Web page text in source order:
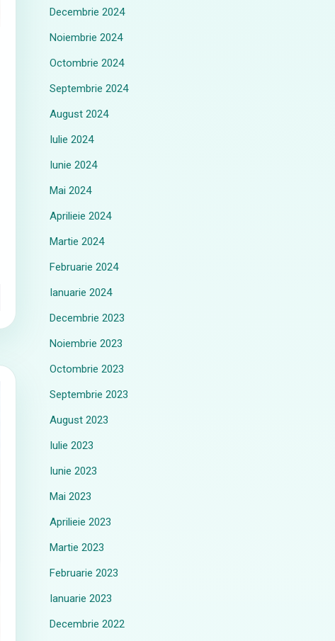
Decembrie 2024
Noiembrie 2024
Octombrie 2024
Septembrie 2024
August 2024
Iulie 2024
Iunie 2024
Mai 2024
Aprilieie 2024
Martie 2024
Februarie 2024
Ianuarie 2024
Decembrie 2023
Noiembrie 2023
Octombrie 2023
Septembrie 2023
August 2023
Iulie 2023
Iunie 2023
Mai 2023
Aprilieie 2023
Martie 2023
Februarie 2023
Ianuarie 2023
Decembrie 2022